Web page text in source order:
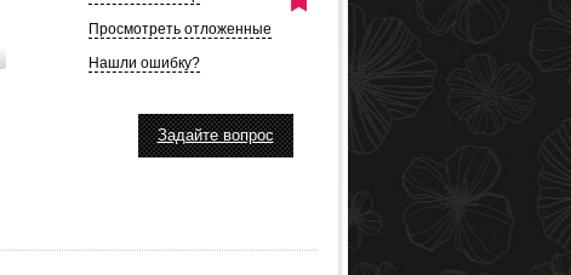
Просмотреть отложенные
Нашли ошибку?
Задайте вопрос